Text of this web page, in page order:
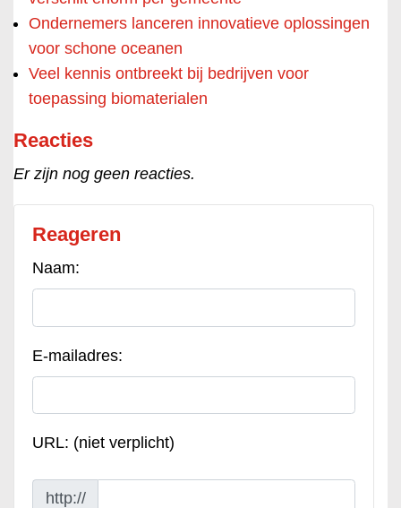
Ondernemers lanceren innovatieve oplossingen
voor schone oceanen
Veel kennis ontbreekt bij bedrijven voor
toepassing biomaterialen
Reacties
Er zijn nog geen reacties.
Reageren
Naam:
E-mailadres:
URL: (niet verplicht)
http://